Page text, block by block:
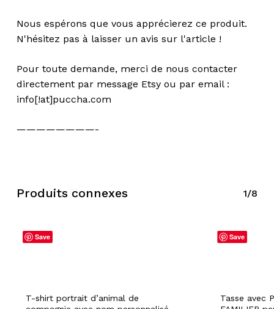
Nous espérons que vous apprécierez ce produit.
N'hésitez pas à laisser un avis sur l'article !
Pour toute demande, merci de nous contacter
directement par message Etsy ou par email :
info[!at]puccha.com
————————-
Produits connexes 1/8
Save
T-shirt portrait d’animal de
Save
Tasse avec